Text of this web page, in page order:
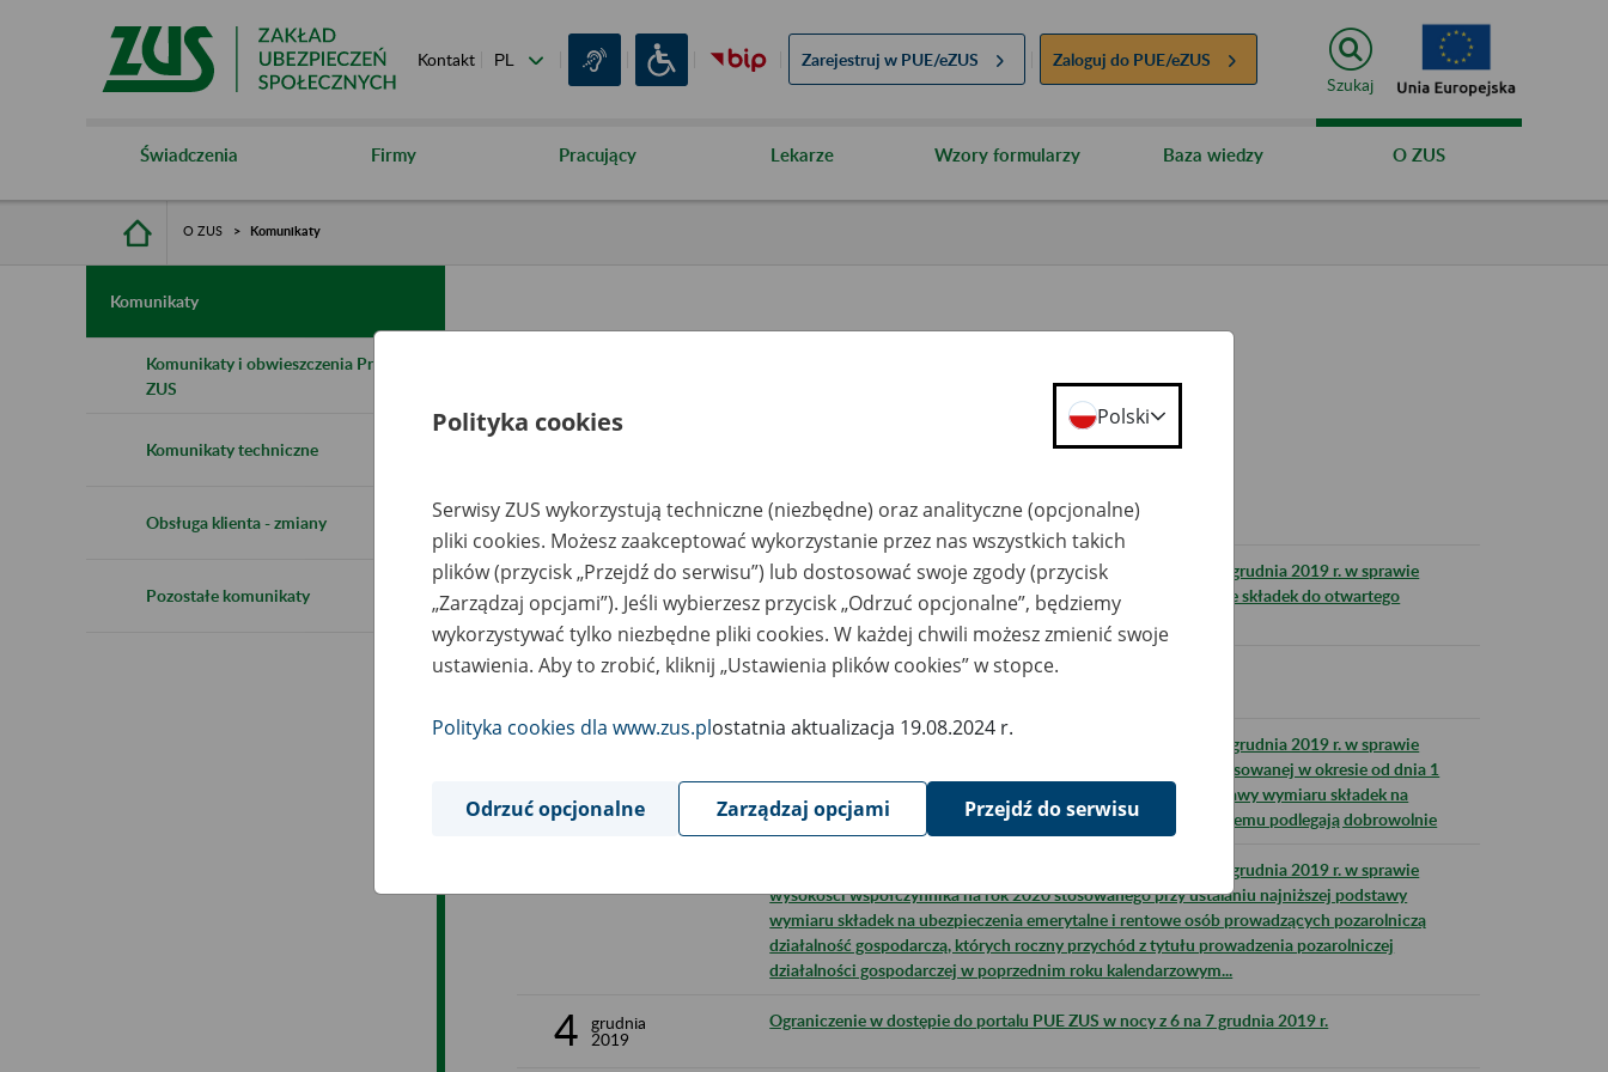
Kontakt Zarejestruj w PUE/eZUS Zaloguj do PUE/eZUS
Szukaj
Świadczenia Firmy Pracujący Lekarze Wzory formularzy Baza wiedzy O ZUS
O ZUS Komunikaty
Komunikaty
Komunikaty i obwieszczenia Prezesa
ZUS
Komunikaty techniczne
Obsługa klienta - zmiany
Pozostałe komunikaty
16 grudnia
2019
Komunikat Prezesa Zakładu Ubezpieczeń Społecznych z dnia 6 grudnia 2019 r. w sprawie
wysokości odsetek należnych z tytułu nieprzekazania w terminie składek do otwartego
funduszu emerytalnego
16 grudnia
Praca w ZUS 24, 27 i 31 grudnia
11
Komunikat Prezesa Zakładu Ubezpieczeń Społecznych z dnia 6 grudnia 2019 r. w sprawie
kwoty 250% prognozowanego przeciętnego wynagrodzenia, stosowanej w okresie od dnia 1
stycznia 2020 r. do dnia 31 grudnia 2020 r. przy ustalaniu podstawy wymiaru składek na
ubezpieczenie chorobowe osób, które ubezpieczeniu chorobowemu podlegają dobrowolnie
Komunikat Prezesa Zakładu Ubezpieczeń Społecznych z dnia 6 grudnia 2019 r. w sprawie
wysokości współczynnika na rok 2020 stosowanego przy ustalaniu najniższej podstawy
wymiaru składek na ubezpieczenia emerytalne i rentowe osób prowadzących pozarolniczą
działalność gospodarczą, których roczny przychód z tytułu prowadzenia pozarolniczej
działalności gospodarczej w poprzednim roku kalendarzowym...
4
grudnia
2019
Ograniczenie w dostępie do portalu PUE ZUS w nocy z 6 na 7 grudnia 2019 r.
Polityka cookies Polski
Serwisy ZUS wykorzystują techniczne (niezbędne) oraz analityczne (opcjonalne)
pliki cookies. Możesz zaakceptować wykorzystanie przez nas wszystkich takich
plików (przycisk „Przejdź do serwisu”) lub dostosować swoje zgody (przycisk
„Zarządzaj opcjami”). Jeśli wybierzesz przycisk „Odrzuć opcjonalne”, będziemy
wykorzystywać tylko niezbędne pliki cookies. W każdej chwili możesz zmienić swoje
ustawienia. Aby to zrobić, kliknij „Ustawienia plików cookies” w stopce.
Polityka cookies dla www.zus.plostatnia aktualizacja 19.08.2024 r.
Odrzuć opcjonalne Zarządzaj opcjami Przejdź do serwisu